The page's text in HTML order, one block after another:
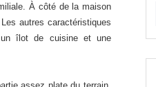
À côté de la maison
autres caractéristiques
un îlot de cuisine et une